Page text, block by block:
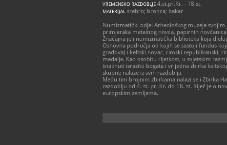
VREMENSKO RAZDOBLJE 4.st.pr.Kr. - 18.st.
MATERIJAL srebro; bronca; bakar
Numizmatički odjel Arheološkog muzeja
primjeraka metalnog novca, papirnih
Značajna je i numizmatička biblioteka koja
Osnovna područja od kojih se sastoji fundus
gradova) i keltski novac, rimski republikanski,
medalje. Kao osobitu rijetkost, u svjetskim
istaknuti izrazito bogata i vrijedna zbirka
skupne nalaze iz svih razdoblja.
Među tim brojnim zbirkama nalazi se i Zbirka
razdoblju od 4. st. pr. Kr. do 18. st. Riječ je o
europskim zemljama.